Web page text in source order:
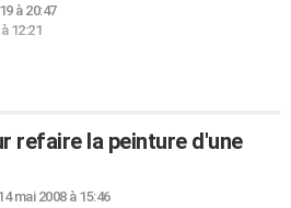
à 20:47
12:21
refaire la peinture d'une
mai 2008 à 15:46